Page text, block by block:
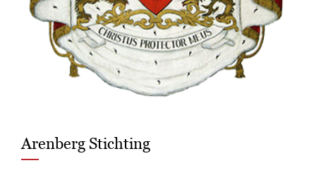
Arenberg Stichting